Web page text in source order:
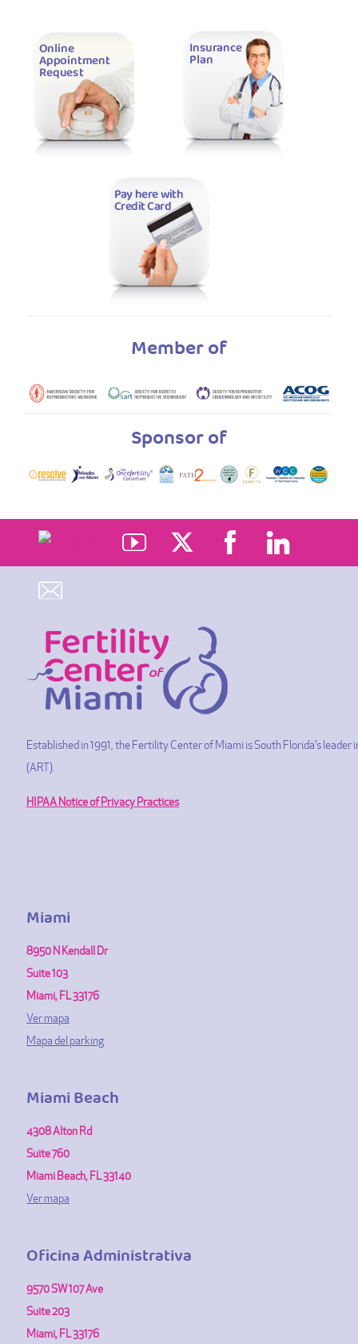
Member of
Sponsor of
Established in 1991, the Fertility Center of Miami is South Florida’s
(ART).
HIPAA Notice of Privacy Practices
Miami
8950 N Kendall Dr
Suite 103
Miami, FL 33176
Ver mapa
Mapa del parking
Miami Beach
4308 Alton Rd
Suite 760
Miami Beach, FL 33140
Ver mapa
Oficina Administrativa
9570 SW 107 Ave
Suite 203
Miami, FL 33176